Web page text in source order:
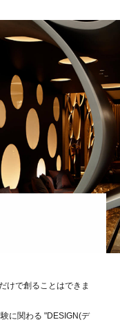
けで創ることはできま
に関わる "DESIGN(デ